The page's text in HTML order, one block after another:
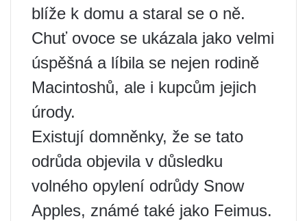
blíže k domu a staral se o ně.
Chuť ovoce se ukázala jako velmi
úspěšná a líbila se nejen rodině
Macintoshů, ale i kupcům jejich
úrody.
Existují domněnky, že se tato
odrůda objevila v důsledku
volného opylení odrůdy Snow
Apples, známé také jako Feimus.